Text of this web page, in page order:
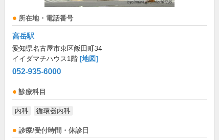
所在地・電話番号
高岳駅
愛知県名古屋市東区飯田町34
イイダマチハウス1階 [地図]
052-935-6000
診療科目
内科 循環器内科
診療/受付時間・休診日